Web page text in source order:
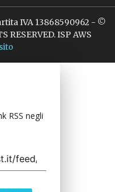
IVA 13868590962 - ©
RESERVED. ISP AWS
RSS negli